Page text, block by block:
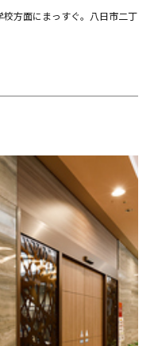
方面にまっすぐ。八日市二丁